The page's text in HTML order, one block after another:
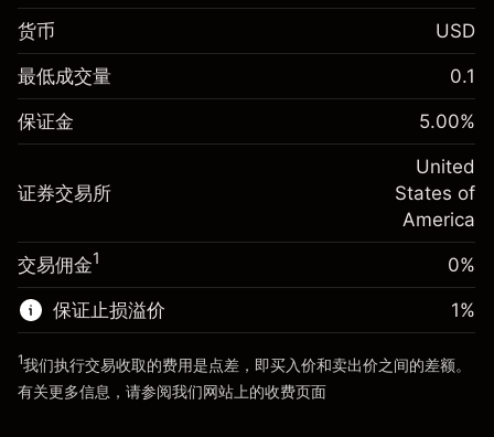
保证金。您的投资 $1,000.00
隔夜仓息
-0.021596
%
(-$4.32)
来自杠杆的资金 - 美元（大约值）
$19,000.00
前往平台
保证金。您的投资 $1,000.00
隔夜仓息
-0.000626
%
(-$0.13)
$20,000.00
来自杠杆的资金 - 美元（大约值）$19,000.00
前往平台
货币 USD
最低成交量 0.1
保证金 5.00%
证券交易所
United
States of
America
交易佣金1 0%
保证止损溢价 1%
1我们执行交易收取的费用是点差，即买入价和卖出价之间的差额。
有关更多信息，请参阅我们网站上的收费页面